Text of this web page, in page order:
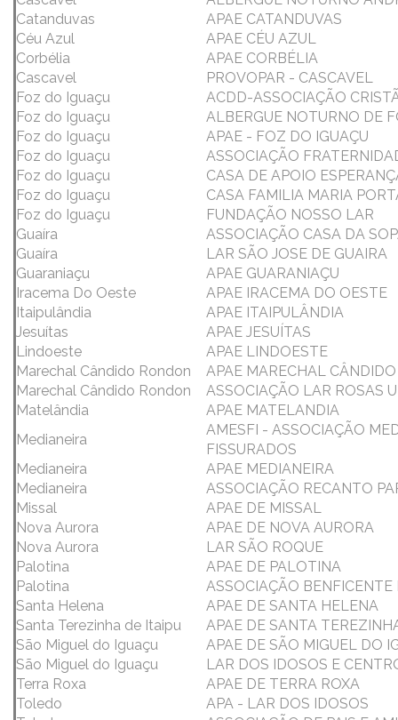
Catanduvas
APAE CATANDUVAS
Céu Azul
APAE CÉU AZUL
Corbélia
APAE CORBÉLIA
Cascavel
PROVOPAR - CASCAVEL
Foz do Iguaçu
ACDD-ASSOCIAÇÃO
Foz do Iguaçu
ALBERGUE NOTURNO DE
Foz do Iguaçu
APAE - FOZ DO IGUAÇU
Foz do Iguaçu
ASSOCIAÇÃO
Foz do Iguaçu
CASA DE APOIO
Foz do Iguaçu
CASA FAMILIA MARIA
Foz do Iguaçu
FUNDAÇÃO NOSSO LAR
Guaíra
ASSOCIAÇÃO CASA DA
Guaíra
LAR SÃO JOSE DE GUAIRA
Guaraniaçu
APAE GUARANIAÇU
Iracema Do Oeste
APAE IRACEMA DO OESTE
Itaipulândia
APAE ITAIPULÂNDIA
Jesuítas
APAE JESUÍTAS
Lindoeste
APAE LINDOESTE
Marechal Cândido Rondon
APAE MARECHAL
Marechal Cândido Rondon
ASSOCIAÇÃO LAR ROSAS
Matelândia
APAE MATELANDIA
Medianeira
AMESFI - ASSOCIAÇÃO
FISSURADOS
Medianeira
APAE MEDIANEIRA
Medianeira
ASSOCIAÇÃO RECANTO
Missal
APAE DE MISSAL
Nova Aurora
APAE DE NOVA AURORA
Nova Aurora
LAR SÃO ROQUE
Palotina
APAE DE PALOTINA
Palotina
ASSOCIAÇÃO
Santa Helena
APAE DE SANTA HELENA
Santa Terezinha de Itaipu
APAE DE SANTA
São Miguel do Iguaçu
APAE DE SÃO MIGUEL DO
São Miguel do Iguaçu
LAR DOS IDOSOS E
Terra Roxa
APAE DE TERRA ROXA
Toledo
APA - LAR DOS IDOSOS